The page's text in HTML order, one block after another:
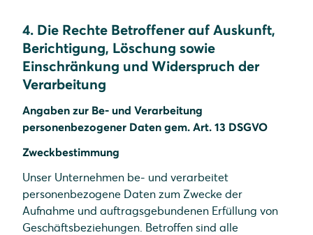
4. Die Rechte Betroffener auf Auskunft,
Berichtigung, Löschung sowie
Einschränkung und Widerspruch der
Verarbeitung
Angaben zur Be- und Verarbeitung
personenbezogener Daten gem. Art. 13 DSGVO
Zweckbestimmung
Unser Unternehmen be- und verarbeitet
personenbezogene Daten zum Zwecke der
Aufnahme und auftragsgebundenen Erfüllung von
Geschäftsbeziehungen. Betroffen sind alle